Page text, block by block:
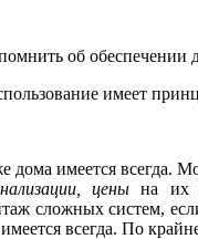
об
имеет
имеется всегда.
цены на их
сложных систем,
всегда. По